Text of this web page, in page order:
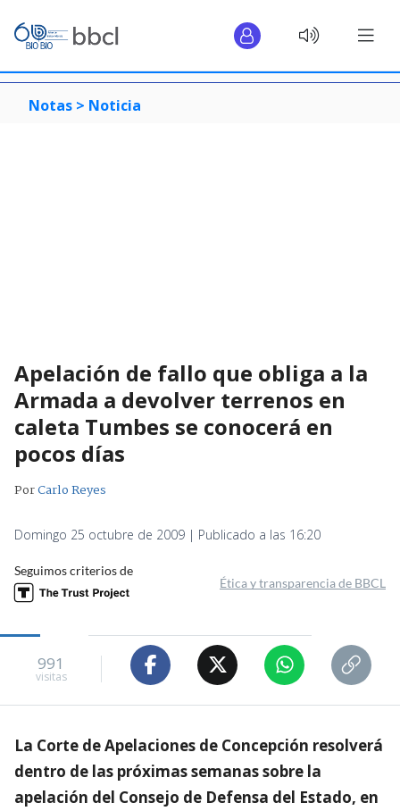
Notas > Noticia
Apelación de fallo que obliga a la
Armada a devolver terrenos en
caleta Tumbes se conocerá en
pocos días
PorCarlo Reyes
Domingo 25 octubre de 2009 | Publicado a las 16:20
Seguimos criterios de
Ética y transparencia de BBCL
991
visitas
La Corte de Apelaciones de Concepción resolverá
dentro de las próximas semanas sobre la
apelación del Consejo de Defensa del Estado, en